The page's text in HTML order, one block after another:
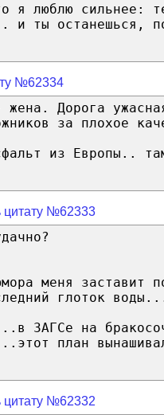
я люблю сильнее:
и ты останешься,
№62334
Дорога
за плохое
из Европы..
цитату №62333
меня заставит
глоток
ЗАГСе на
план
цитату №62332